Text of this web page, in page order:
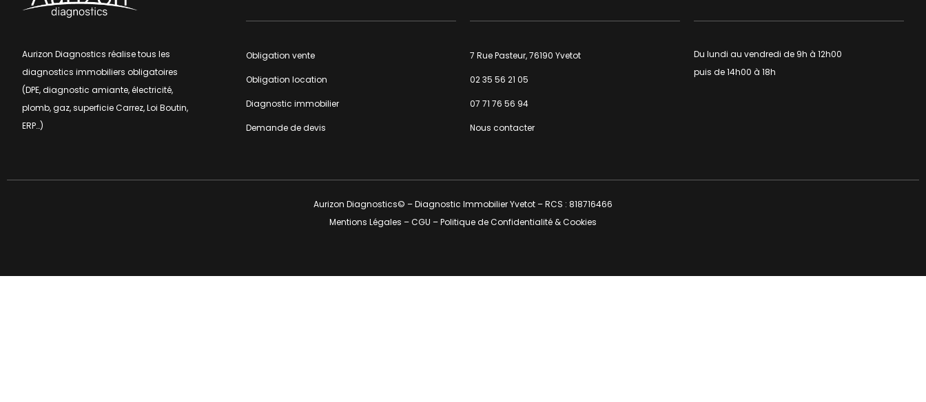
Aurizon Diagnostics réalise tous les
diagnostics immobiliers obligatoires
(DPE, diagnostic amiante, électricité,
plomb, gaz, superficie Carrez,Loi Boutin,
ERP…)
Obligation vente
Obligation location
Diagnostic immobilier
Demande de devis
7 Rue Pasteur, 76190 Yvetot
02 35 56 21 05
07 71 76 56 94
Nous contacter
Du lundi au vendredi de 9h à 12h00
puis de 14h00 à 18h
Aurizon Diagnostics© – Diagnostic Immobilier Yvetot – RCS : 818716466
Mentions Légales –CGU –Politique de Confidentialité & Cookies